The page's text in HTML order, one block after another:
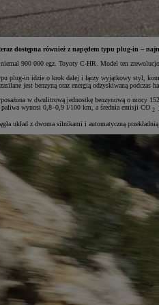
dostępna również z napędem typu plug-in –
900 000 egz. Toyoty C-HR. Model ten
plug-in idzie o krok dalej i łączy wyjątkowy styl,
jest benzyną oraz energią odzyskiwaną podczas
w dwulitrową jednostkę benzynową o mocy
wynosi 0,8–0,9 l/100 km, a średnia emisji CO 2
układ z dwoma silnikami i automatyczną